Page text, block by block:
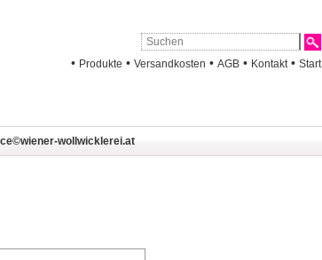
• Produkte • Versandkosten • AGB • Kontakt • Start
wollwicklerei.at